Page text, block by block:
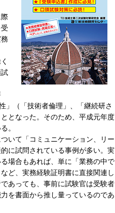
（「技術者倫理」、「継続研さ
となった。そのため、平成元年度
。
いて「コミュニケーション、リー
に試問されている事例が多い。実
場合もあれば、単に「業務の中で
ど、実務経験証明書に直接関連し
あっても、事前に試験官は受験者
を書面から推し量っているのであ